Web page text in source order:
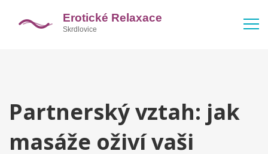
Partnerský vztah: jak
masáže oživí vaši